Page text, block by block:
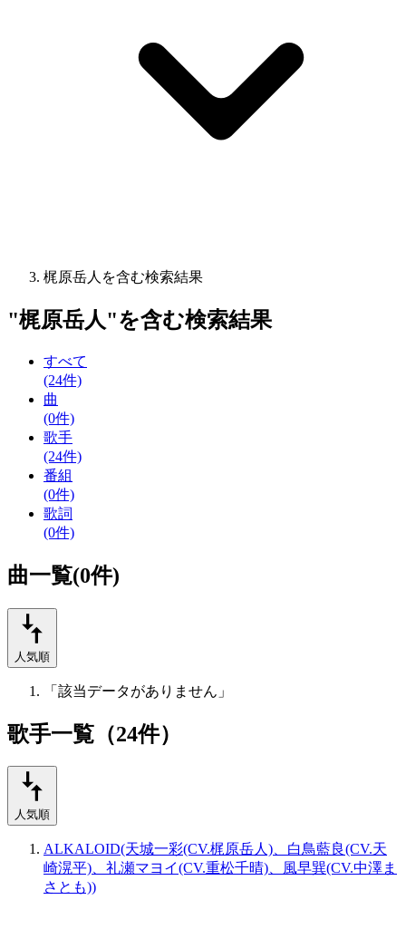
梶原岳人を含む検索結果
"梶原岳人"を含む検索結果
すべて
(24件)
曲
(0件)
歌手
(24件)
番組
(0件)
歌詞
(0件)
曲一覧(0件)
人気順
「該当データがありません」
歌手一覧（24件）
人気順
ALKALOID(天城一彩(CV.梶原岳人)、白鳥藍良(CV.天
崎滉平)、礼瀬マヨイ(CV.重松千晴)、風早巽(CV.中澤ま
さとも))